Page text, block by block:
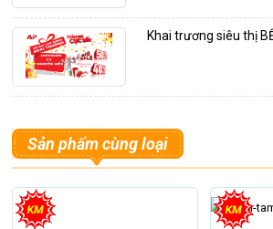
Khai trương siêu thị
Sản phẩm cùng loại